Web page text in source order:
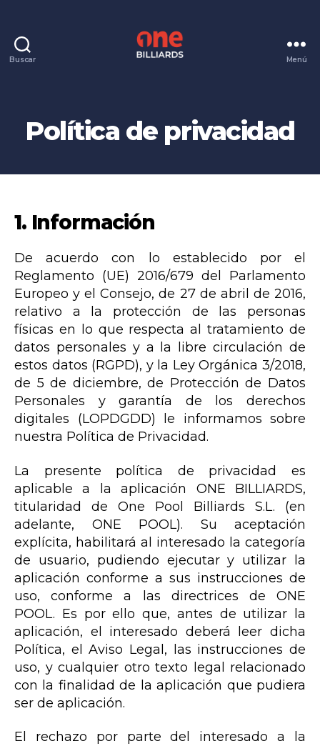
Buscar Menú
Política de privacidad
1. Información
De acuerdo con lo establecido por el
Reglamento (UE) 2016/679 del Parlamento
Europeo y el Consejo, de 27 de abril de 2016,
relativo a la protección de las personas
físicas en lo que respecta al tratamiento de
datos personales y a la libre circulación de
estos datos (RGPD), y la Ley Orgánica 3/2018,
de 5 de diciembre, de Protección de Datos
Personales y garantía de los derechos
digitales (LOPDGDD) le informamos sobre
nuestra Política de Privacidad.
La presente política de privacidad es
aplicable a la aplicación ONE BILLIARDS,
titularidad de One Pool Billiards S.L. (en
adelante, ONE POOL). Su aceptación
explícita, habilitará al interesado la categoría
de usuario, pudiendo ejecutar y utilizar la
aplicación conforme a sus instrucciones de
uso, conforme a las directrices de ONE
POOL. Es por ello que, antes de utilizar la
aplicación, el interesado deberá leer dicha
Política, el Aviso Legal, las instrucciones de
uso, y cualquier otro texto legal relacionado
con la finalidad de la aplicación que pudiera
ser de aplicación.
El rechazo por parte del interesado a la